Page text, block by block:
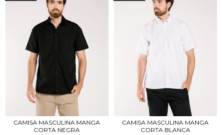
CAMISA MASCULINA MANGA
CORTA NEGRA
CAMISA MASCULINA MANGA
CORTA BLANCA